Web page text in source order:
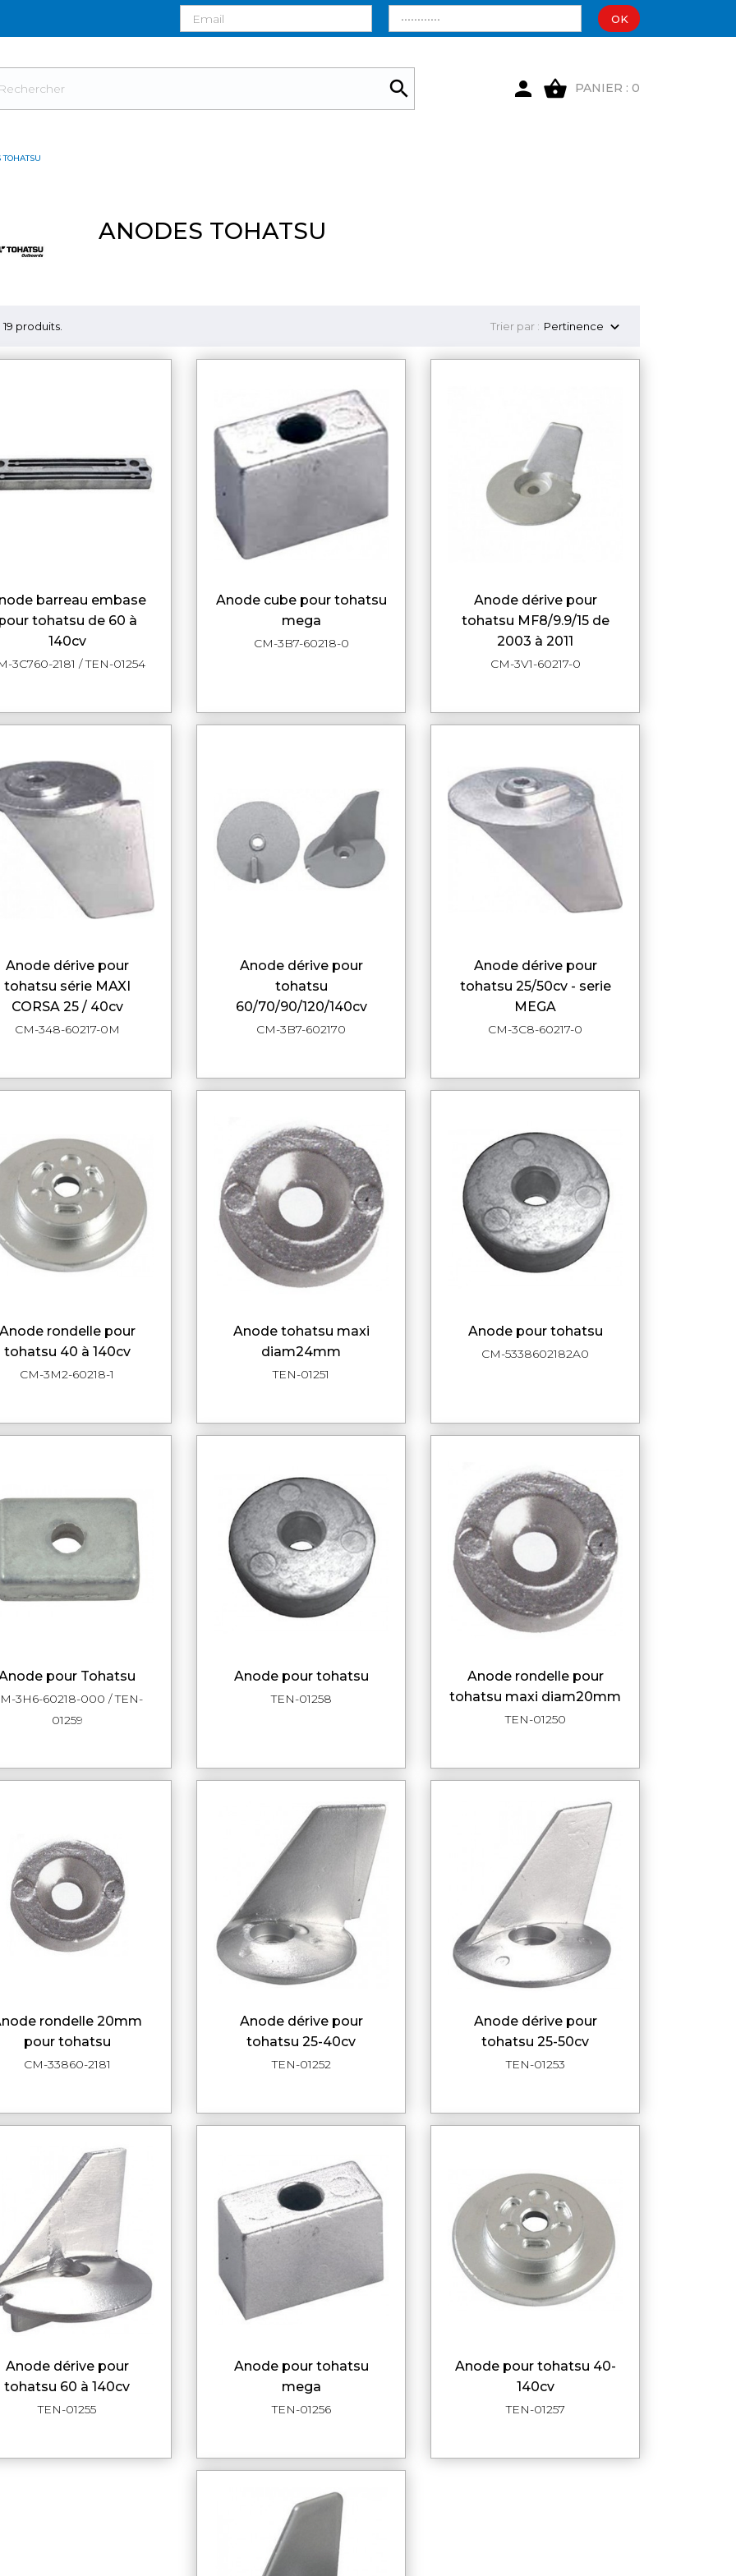
OK
  shopping_basket PANIER : 0
ANODES TOHATSU
19 produits. Trier par : Pertinence 
APERÇU RAPIDE
tohatsu de 60 à
140cv
3C760-2181 / TEN-01254
APERÇU RAPIDE
anode cube pour tohatsu
mega
CM-3B7-60218-0
APERÇU RAPIDE
anode dérive pour
tohatsu MF8/9.9/15 de
2003 à 2011
CM-3V1-60217-0
APERÇU RAPIDE
anode dérive pour
tohatsu série MAXI
CORSA 25 / 40cv
CM-348-60217-0M
APERÇU RAPIDE
anode dérive pour
tohatsu
60/70/90/120/140cv
CM-3B7-602170
APERÇU RAPIDE
anode dérive pour
tohatsu 25/50cv - serie
MEGA
CM-3C8-60217-0
APERÇU RAPIDE
pour
tohatsu 40 à 140cv
CM-3M2-60218-1
APERÇU RAPIDE
anode tohatsu maxi
diam24mm
TEN-01251
APERÇU RAPIDE
anode pour tohatsu
CM-5338602182A0
APERÇU RAPIDE
anode pour Tohatsu
3H6-60218-000 / TEN-
01259
APERÇU RAPIDE
anode pour tohatsu
TEN-01258
APERÇU RAPIDE
anode rondelle pour
tohatsu maxi diam20mm
TEN-01250
APERÇU RAPIDE
pour tohatsu
CM-33860-2181
APERÇU RAPIDE
anode dérive pour
tohatsu 25-40cv
TEN-01252
APERÇU RAPIDE
anode dérive pour
tohatsu 25-50cv
TEN-01253
APERÇU RAPIDE
anode dérive pour
tohatsu 60 à 140cv
TEN-01255
APERÇU RAPIDE
anode pour tohatsu
mega
TEN-01256
APERÇU RAPIDE
anode pour tohatsu 40-
140cv
TEN-01257